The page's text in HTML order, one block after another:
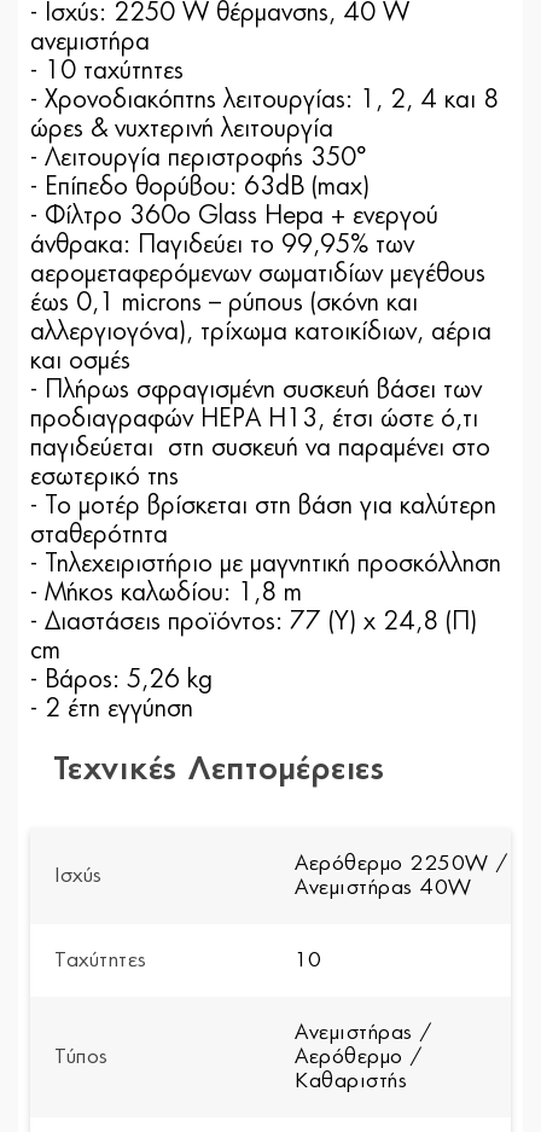
- Ισχύς: 2250 W θέρμανσης, 40 W
ανεμιστήρα
- 10 ταχύτητες
- Χρονοδιακόπτης λειτουργίας: 1, 2, 4 και 8
ώρες & νυχτερινή λειτουργία
- Λειτουργία περιστροφής 350°
- Επίπεδο θορύβου: 63dB (max)
- Φίλτρο 360ο Glass Hepa + ενεργού
άνθρακα: Παγιδεύει το 99,95% των
αερομεταφερόμενων σωματιδίων μεγέθους
έως 0,1 microns – ρύπους (σκόνη και
αλλεργιογόνα), τρίχωμα κατοικίδιων, αέρια
και οσμές
- Πλήρως σφραγισμένη συσκευή βάσει των
προδιαγραφών HEPA H13, έτσι ώστε ό,τι
παγιδεύεται στη συσκευή να παραμένει στο
εσωτερικό της
- Το μοτέρ βρίσκεται στη βάση για καλύτερη
σταθερότητα
- Τηλεχειριστήριο με μαγνητική προσκόλληση
- Μήκος καλωδίου: 1,8 m
- Διαστάσεις προϊόντος: 77 (Y) x 24,8 (Π)
cm
- Βάρος: 5,26 kg
- 2 έτη εγγύηση
Τεχνικές Λεπτομέρειες
Ισχύς
Αερόθερμο 2250W /
Ανεμιστήρας 40W
Ταχύτητες 10
Τύπος
Ανεμιστήρας /
Αερόθερμο /
Καθαριστής